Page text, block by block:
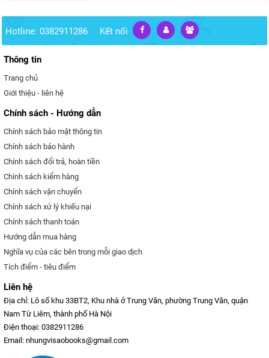
Hotline: 0382911286 Kết nối
Thông tin
Trang chủ
Giới thiệu - liên hệ
Chính sách - Hướng dẫn
Chính sách bảo mật thông tin
Chính sách bảo hành
Chính sách đổi trả, hoàn tiền
Chính sách kiểm hàng
Chính sách vận chuyển
Chính sách xử lý khiếu nại
Chính sách thanh toán
Hướng dẫn mua hàng
Nghĩa vụ của các bên trong mỗi giao dịch
Tích điểm - tiêu điểm
Liên hệ
Địa chỉ: Lô số khu 33BT2, Khu nhà ở Trung Văn, phường Trung Văn, quận
Nam Từ Liêm, thành phố Hà Nội
Điện thoại: 0382911286
Email: nhungvisaobooks@gmail.com